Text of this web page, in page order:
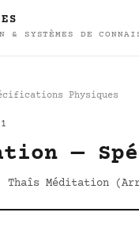
& SYSTÈMES DE
Physiques
—
Thaîs Méditation